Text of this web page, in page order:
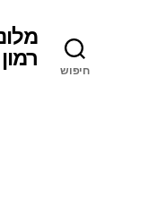
חיפוש
רמון